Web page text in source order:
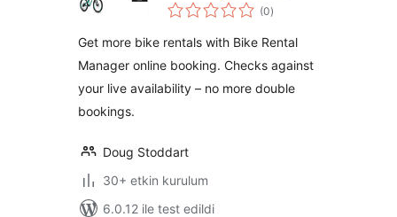
(0toplam
puan
)
Get more bike rentals with Bike Rental
Manager online booking. Checks against
your live availability – no more double
bookings.
Doug Stoddart
30+ etkin kurulum
6.0.12 ile test edildi